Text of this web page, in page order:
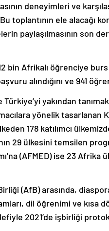
deneyimleri ve
toplantının ele alacağı
paylaşılmasının son
bin Afrikalı öğrenciye
alındığını ve 941
Türkiye’yi yakından
yönelik tasarlanan
178 katılımcı
29 ülkesini temsilen
(AFMED) ise 23 Afrika
(AfB) arasında,
dil öğrenimi ve kısa
2021’de işbirliği